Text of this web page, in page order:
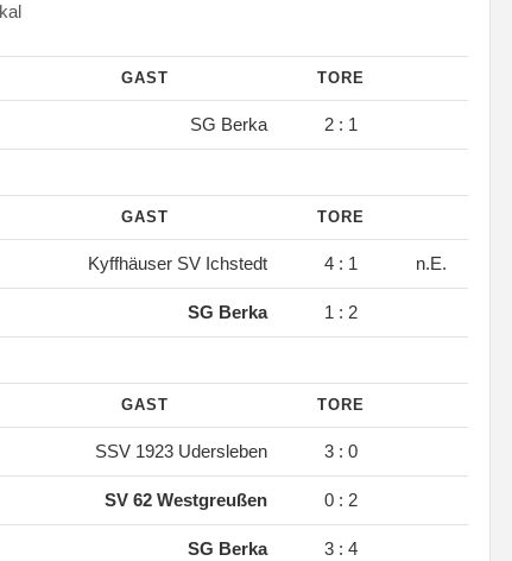
GAST TORE
SG Berka 2 : 1
GAST TORE
Kyffhäuser SV Ichstedt 4 : 1 n.E.
SG Berka 1 : 2
GAST TORE
SSV 1923 Udersleben 3 : 0
SV 62 Westgreußen 0 : 2
SG Berka 3 : 4